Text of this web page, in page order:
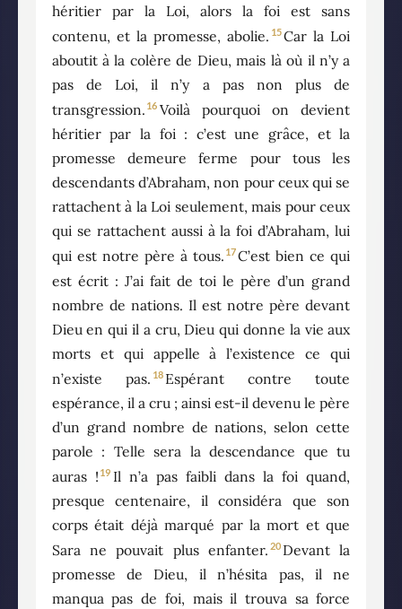
héritier par la Loi, alors la foi est sans
contenu, et la promesse, abolie. 15Car la Loi
aboutit à la colère de Dieu, mais là où il n’y a
pas de Loi, il n’y a pas non plus de
transgression. 16 Voilà pourquoi on devient
héritier par la foi : c’est une grâce, et la
promesse demeure ferme pour tous les
descendants d’Abraham, non pour ceux qui se
rattachent à la Loi seulement, mais pour ceux
qui se rattachent aussi à la foi d’Abraham, lui
qui est notre père à tous. 17C’est bien ce qui
est écrit : J’ai fait de toi le père d’un grand
nombre de nations. Il est notre père devant
Dieu en qui il a cru, Dieu qui donne la vie aux
morts et qui appelle à l’existence ce qui
n’existe pas. 18 Espérant contre toute
espérance, il a cru ; ainsi est-il devenu le père
d’un grand nombre de nations, selon cette
parole : Telle sera la descendance que tu
auras ! 19 Il n’a pas faibli dans la foi quand,
presque centenaire, il considéra que son
corps était déjà marqué par la mort et que
Sara ne pouvait plus enfanter. 20 Devant la
promesse de Dieu, il n’hésita pas, il ne
manqua pas de foi, mais il trouva sa force